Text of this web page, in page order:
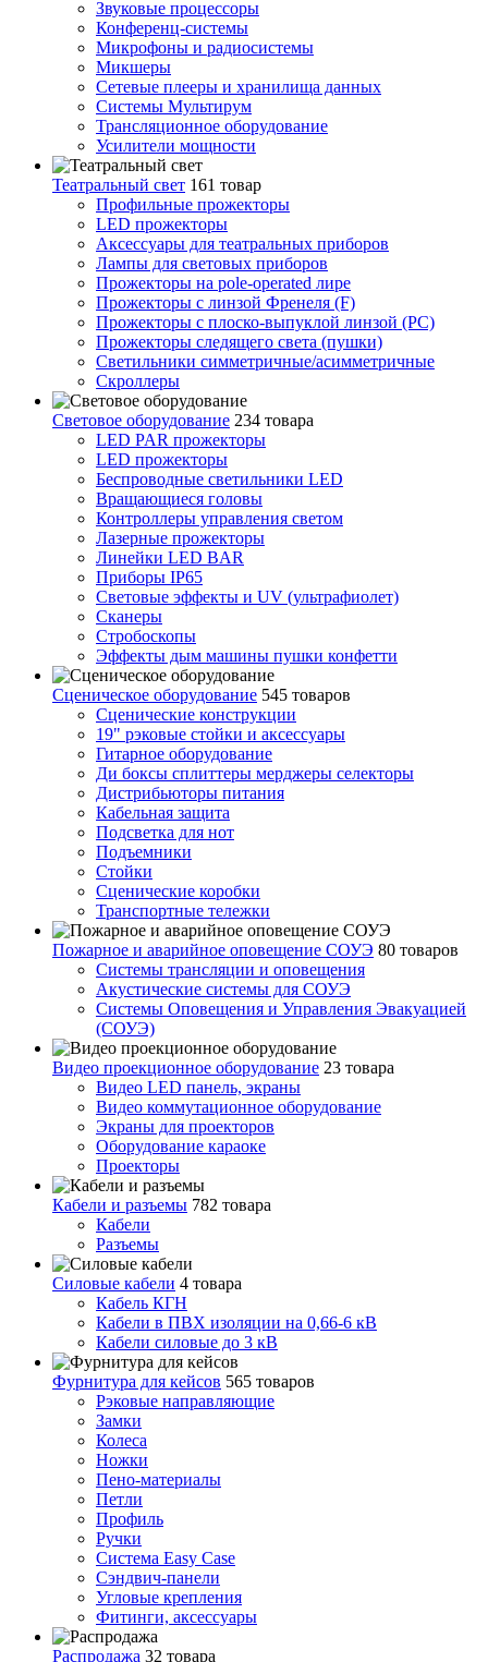
Звуковые процессоры
Конференц-системы
Микрофоны и радиосистемы
Микшеры
Сетевые плееры и хранилища данных
Системы Мультирум
Трансляционное оборудование
Усилители мощности
Театральный свет 161 товар
Профильные прожекторы
LED прожекторы
Аксессуары для театральных приборов
Лампы для световых приборов
Прожекторы на pole-operated лире
Прожекторы с линзой Френеля (F)
Прожекторы с плоско-выпуклой линзой (PC)
Прожекторы следящего света (пушки)
Светильники симметричные/асимметричные
Скроллеры
Световое оборудование 234 товара
LED PAR прожекторы
LED прожекторы
Беспроводные светильники LED
Вращающиеся головы
Контроллеры управления светом
Лазерные прожекторы
Линейки LED BAR
Приборы IP65
Световые эффекты и UV (ультрафиолет)
Сканеры
Стробоскопы
Эффекты дым машины пушки конфетти
Сценическое оборудование 545 товаров
Сценические конструкции
19" рэковые стойки и аксесcуары
Гитарное оборудование
Ди боксы сплиттеры мерджеры селекторы
Дистрибьюторы питания
Кабельная защита
Подсветка для нот
Подъемники
Стойки
Сценические коробки
Транспортные тележки
Пожарное и аварийное оповещение СОУЭ 80 товаров
Cистемы трансляции и оповещения
Акустические системы для СОУЭ
Системы Оповещения и Управления Эвакуацией
(СОУЭ)
Видео проекционное оборудование 23 товара
Видео LED панель, экраны
Видео коммутационное оборудование
Экраны для проекторов
Оборудование караоке
Проекторы
Кабели и разъемы 782 товара
Кабели
Разъемы
Силовые кабели 4 товара
Кабель КГН
Кабели в ПВХ изоляции на 0,66-6 кВ
Кабели силовые до 3 кВ
Фурнитура для кейсов 565 товаров
Рэковые направляющие
Замки
Колеса
Ножки
Пено-материалы
Петли
Профиль
Ручки
Система Easy Case
Сэндвич-панели
Угловые крепления
Фитинги, аксессуары
Распродажа 32 товара